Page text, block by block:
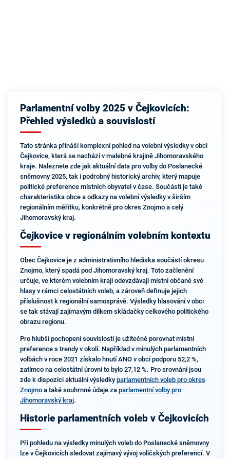
Parlamentní volby 2025 v Čejkovicích:
Přehled výsledků a souvislostí
Tato stránka přináší komplexní pohled na volební výsledky v obci
Čejkovice, která se nachází v malebné krajině Jihomoravského
kraje. Naleznete zde jak aktuální data pro volby do Poslanecké
sněmovny 2025, tak i podrobný historický archiv, který mapuje
politické preference místních obyvatel v čase. Součástí je také
charakteristika obce a odkazy na volební výsledky v širším
regionálním měřítku, konkrétně pro okres Znojmo a celý
Jihomoravský kraj.
Čejkovice v regionálním volebním kontextu
Obec Čejkovice je z administrativního hlediska součástí okresu
Znojmo, který spadá pod Jihomoravský kraj. Toto začlenění
určuje, ve kterém volebním kraji odevzdávají místní občané své
hlasy v rámci celostátních voleb, a zároveň definuje jejich
příslušnost k regionální samosprávě. Výsledky hlasování v obci
se tak stávají zajímavým dílkem skládačky celkového politického
obrazu regionu.
Pro hlubší pochopení souvislostí je užitečné porovnat místní
preference s trendy v okolí. Například v minulých parlamentních
volbách v roce 2021 získalo hnutí ANO v obci podporu 52,2 %,
zatímco na celostátní úrovni to bylo 27,12 %. Pro srovnání jsou
zde k dispozici aktuální výsledky parlamentních voleb pro okres
Znojmoa také souhrnné údaje za parlamentní volby pro
Jihomoravský kraj.
Historie parlamentních voleb v Čejkovicích
Při pohledu na výsledky minulých voleb do Poslanecké sněmovny
lze v Čejkovicích sledovat zajímavý vývoj voličských preferencí. V